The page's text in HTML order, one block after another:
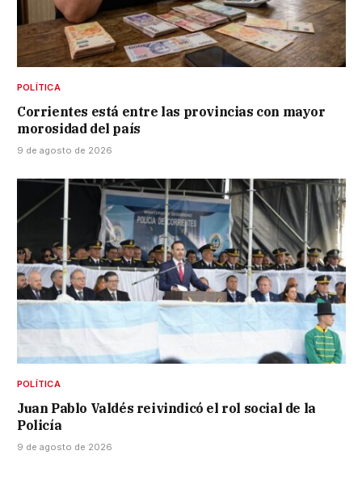
POLÍTICA
Corrientes está entre las provincias con mayor
morosidad del país
9 de agosto de 2026
POLÍTICA
Juan Pablo Valdés reivindicó el rol social de la
Policía
9 de agosto de 2026